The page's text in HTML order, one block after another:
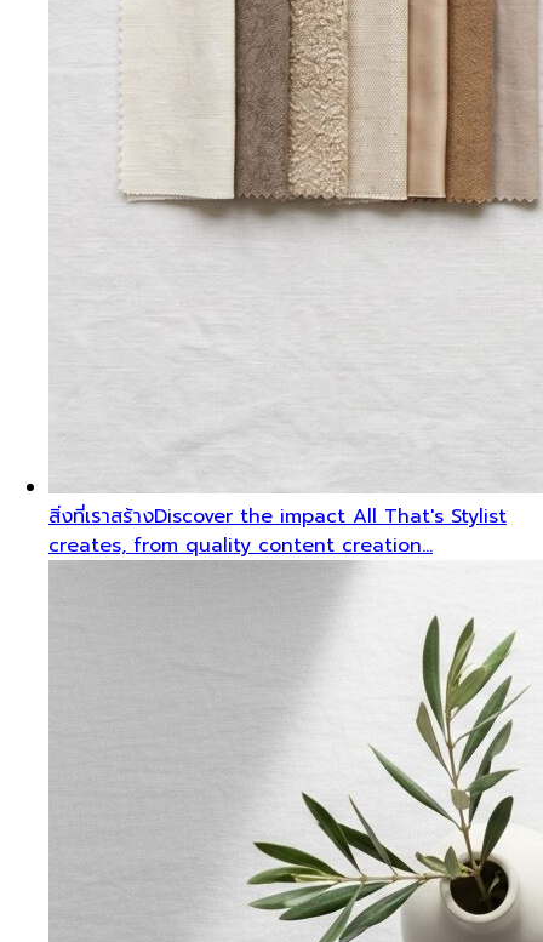
สิ่งที่เราสร้างDiscover the impact All That's Stylist
creates, from quality content creation…